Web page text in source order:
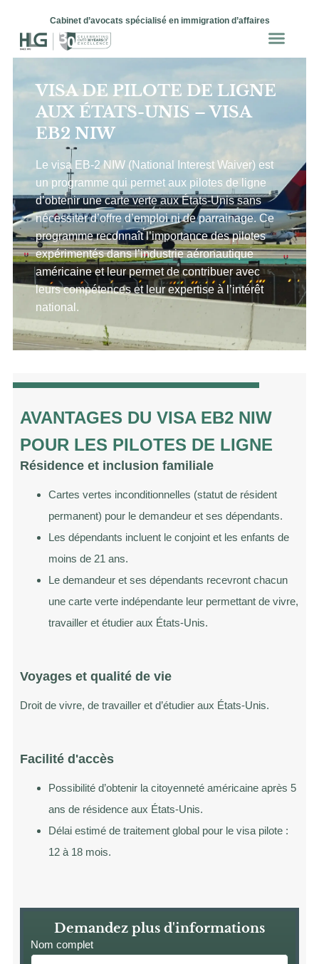
Cabinet d’avocats spécialisé en immigration d’affaires
VISA DE PILOTE DE LIGNE
AUX ÉTATS-UNIS – VISA
EB2 NIW
Le visa EB-2 NIW (National Interest Waiver) est
un programme qui permet aux pilotes de ligne
d’obtenir une carte verte aux États-Unis sans
nécessiter d’offre d’emploi ni de parrainage. Ce
programme reconnaît l’importance des pilotes
expérimentés dans l’industrie aéronautique
américaine et leur permet de contribuer avec
leurs compétences et leur expertise à l’intérêt
national.
AVANTAGES DU VISA EB2 NIW
POUR LES PILOTES DE LIGNE
Résidence et inclusion familiale
Cartes vertes inconditionnelles (statut de résident
permanent) pour le demandeur et ses dépendants.
Les dépendants incluent le conjoint et les enfants de
moins de 21 ans.
Le demandeur et ses dépendants recevront chacun
une carte verte indépendante leur permettant de vivre,
travailler et étudier aux États-Unis.
Voyages et qualité de vie
Droit de vivre, de travailler et d’étudier aux États-Unis.
Facilité d'accès
Possibilité d’obtenir la citoyenneté américaine après 5
ans de résidence aux États-Unis.
Délai estimé de traitement global pour le visa pilote :
12 à 18 mois.
Demandez plus d'informations
Nom complet